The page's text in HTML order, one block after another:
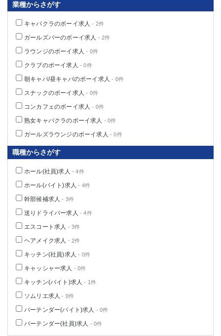
業種からさがす
キャバクラのボーイ求人 - 2件
ガールズバーのボーイ求人 - 2件
ラウンジのボーイ求人 - 0件
クラブのボーイ求人 - 0件
朝キャバ/昼キャバのボーイ求人 - 0件
スナックのボーイ求人 - 0件
コンカフェのボーイ求人 - 0件
熟女キャバクラのボーイ求人 - 0件
ガールズラウンジのボーイ求人 - 0件
職種からさがす
ホール(社員)求人 - 4件
ホール(バイト)求人 - 4件
幹部候補求人 - 3件
送りドライバー求人 - 4件
エスコート求人 - 3件
ヘアメイク求人 - 2件
キッチン(社員)求人 - 0件
キャッシャー求人 - 0件
キッチン(バイト)求人 - 1件
ソムリエ求人 - 0件
バーテンダー(バイト)求人 - 0件
バーテンダー(社員)求人 - 0件